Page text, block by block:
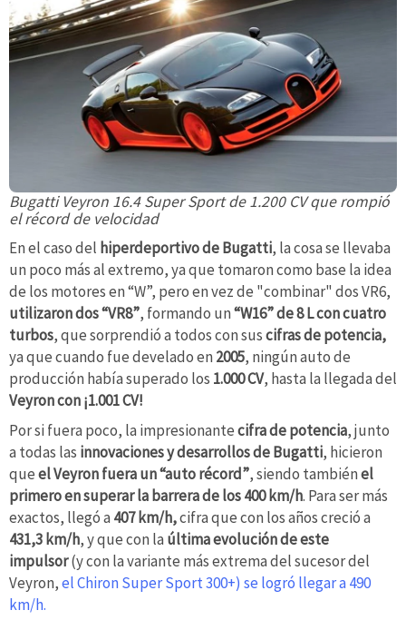
Bugatti Veyron 16.4 Super Sport de 1.200 CV que rompió
el récord de velocidad
En el caso del hiperdeportivo de Bugatti, la cosa se llevaba
un poco más al extremo, ya que tomaron como base la idea
de los motores en “W”, pero en vez de "combinar" dos VR6,
utilizaron dos “VR8”, formando un“W16” de 8 L con cuatro
turbos, que sorprendió a todos con suscifras de potencia,
ya que cuando fue develado en 2005, ningún auto de
producción había superado los 1.000 CV, hasta la llegada del
Veyron con ¡1.001 CV!
Por si fuera poco, la impresionantecifra de potencia, junto
a todas las innovaciones y desarrollos de Bugatti, hicieron
queel Veyron fuera un “auto récord”, siendo tambiénel
primero en superar la barrera de los 400 km/h. Para ser más
exactos, llegó a 407 km/h,cifra que con los años creció a
431,3 km/h, y que con la última evolución de este
impulsor(y con la variante más extrema del sucesor del
Veyron,el Chiron Super Sport 300+) se logró llegar a 490
km/h.